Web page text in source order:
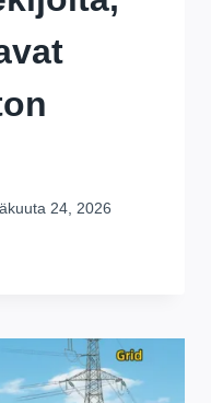
24, 2026